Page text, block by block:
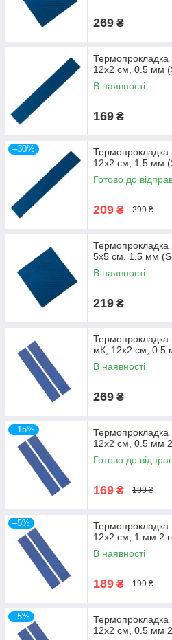
269 ₴
Термопрокладка
12х2 см, 0.5 мм
В наявності
169 ₴
–30%
Термопрокладка
12х2 см, 1.5 мм
Готово до
209 ₴ 299 ₴
Термопрокладка
5х5 см, 1.5 мм
В наявності
219 ₴
Термопрокладка
мК, 12х2 см, 0.5
В наявності
269 ₴
–15%
Термопрокладка
12х2 см, 0.5 мм
Готово до
169 ₴ 199 ₴
–5%
Термопрокладка
12х2 см, 1 мм 2
В наявності
189 ₴ 199 ₴
–5%
Термопрокладка
12х2 см, 0.5 мм